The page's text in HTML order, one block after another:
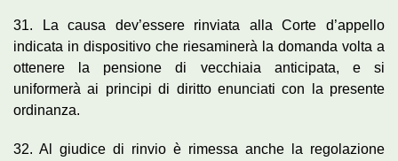
31. La causa dev’essere rinviata alla Corte d’appello
indicata in dispositivo che riesaminerà la domanda volta a
ottenere la pensione di vecchiaia anticipata, e si
uniformerà ai principi di diritto enunciati con la presente
ordinanza.
32. Al giudice di rinvio è rimessa anche la regolazione